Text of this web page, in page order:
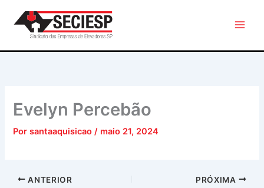
para
conteúdo
Evelyn Percebão
Porsantaaquisicao/ maio 21, 2024
ANTERIOR PRÓXIMA